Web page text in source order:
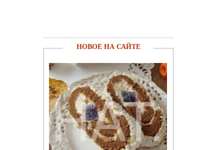
НОВОЕ НА САЙТЕ